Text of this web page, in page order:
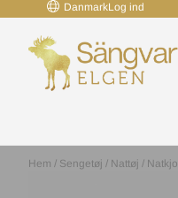
DanmarkLog ind
Hem / Sengetøj / Nattøj /